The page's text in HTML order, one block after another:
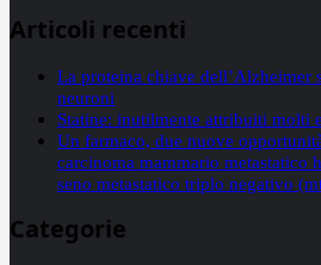
Articoli recenti
La proteina chiave dell’Alzheimer
neuroni
Statine: inutilmente attribuiti molti
Un farmaco, due nuove
carcinoma mammario metastatico
seno metastatico triplo negativo
Categorie